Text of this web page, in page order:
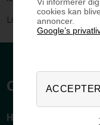
cookies kan
annoncer.
Google’s
Link til tegning :
CELEBERT.DK
HER FINDER DU